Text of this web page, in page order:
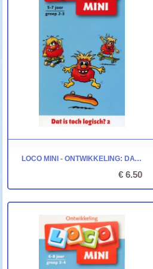
LOCO MINI - ONTWIKKELING: DAT IS TOCH LOGISCH? 2
€ 6.50